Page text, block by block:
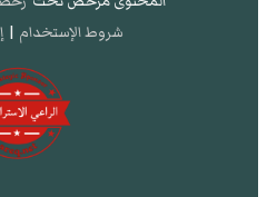
شروط الإستخدام |